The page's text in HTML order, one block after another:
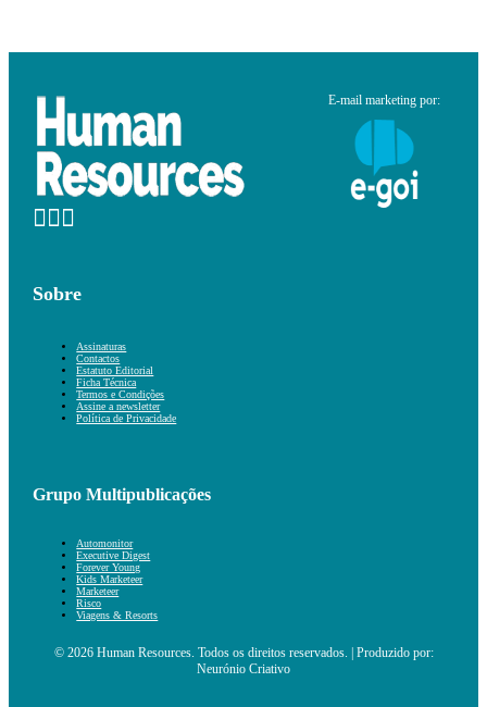
E-mail marketing por:
Sobre
Assinaturas
Contactos
Estatuto Editorial
Ficha Técnica
Termos e Condições
Assine a newsletter
Política de Privacidade
Grupo Multipublicações
Automonitor
Executive Digest
Forever Young
Kids Marketeer
Marketeer
Risco
Viagens & Resorts
© 2026 Human Resources. Todos os direitos reservados. | Produzido por:
Neurónio Criativo